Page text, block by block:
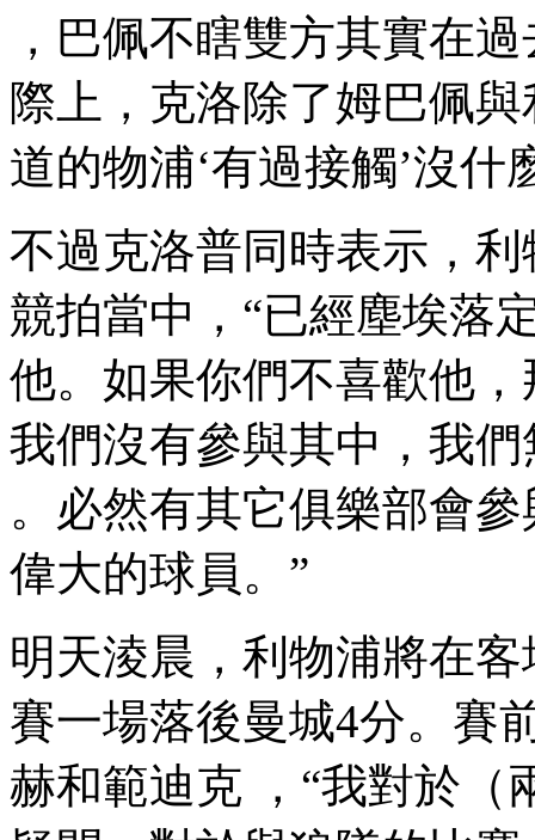
，巴佩不瞎雙方其實在過
際上，克洛除了姆巴佩與
道的物浦‘有過接觸’沒什麽
不過克洛普同時表示
競拍當中，“已經塵埃落定
他。如果你們不喜歡他，那
我們沒有參與其中，我
。必然有其它俱樂部會參與
偉大的球員 。”
明天淩晨，利物浦將在
賽一場落後曼城4分。
赫和範迪克 ，“我對於